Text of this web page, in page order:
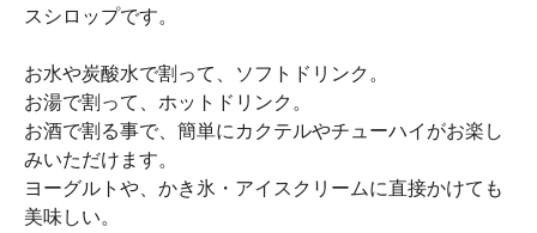
スシロップです。
お水や炭酸水で割って、ソフトドリンク。
お湯で割って、ホットドリンク。
お酒で割る事で、簡単にカクテルやチューハイがお楽し
みいただけます。
ヨーグルトや、かき氷・アイスクリームに直接かけても
美味しい。